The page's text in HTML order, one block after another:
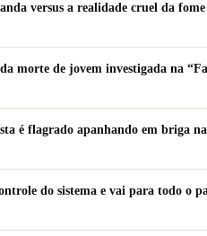
versus a realidade cruel da fome
morte de jovem investigada na
é flagrado apanhando em briga
do sistema e vai para todo o